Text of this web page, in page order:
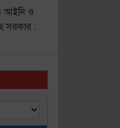
আইনি ও
সরকার :